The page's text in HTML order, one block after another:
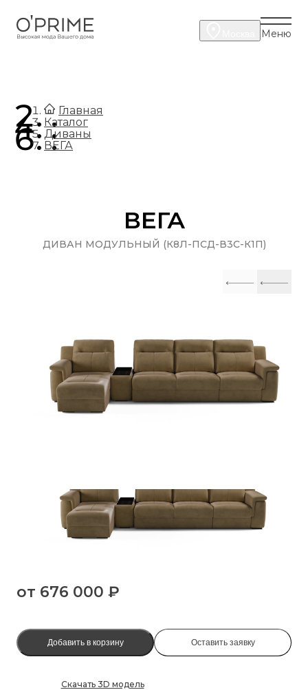
Меню
Главная
.
Каталог
.
Диваны
.
ВЕГА
ВЕГА
ДИВАН МОДУЛЬНЫЙ (К8Л-ПСД-В3С-К1П)
от 676 000 ₽
Добавить в корзину Оставить заявку
Скачать 3D модель